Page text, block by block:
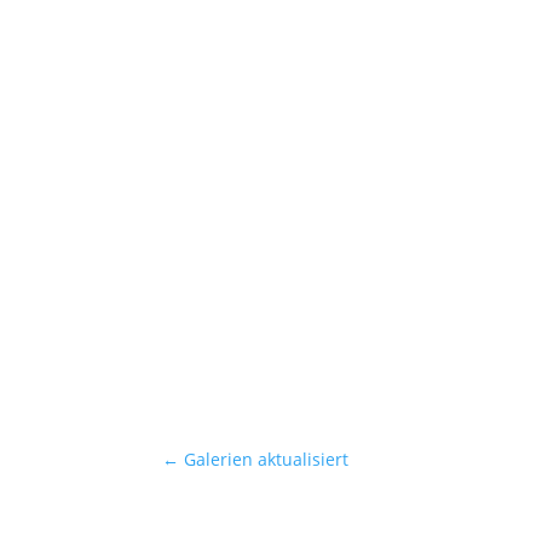
← Galerien aktualisiert